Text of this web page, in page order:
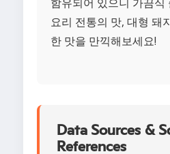
함유되어 있으니 가끔식
요리 전통의 맛, 대형 돼
한 맛을 만끽해보세요!
Data Sources &
References